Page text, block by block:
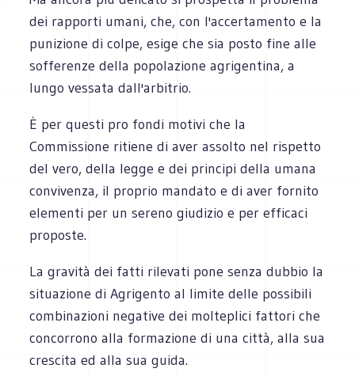
dei rapporti umani, che, con l'accertamento e la
punizione di colpe, esige che sia posto fine alle
sofferenze della popolazione agrigentina, a
lungo vessata dall'arbitrio.
È per questi pro fondi motivi che la
Commissione ritiene di aver assolto nel rispetto
del vero, della legge e dei principi della umana
convivenza, il proprio mandato e di aver fornito
elementi per un sereno giudizio e per efficaci
proposte.
La gravità dei fatti rilevati pone senza dubbio la
situazione di Agrigento al limite delle possibili
combinazioni negative dei molteplici fattori che
concorrono alla formazione di una città, alla sua
crescita ed alla sua guida.